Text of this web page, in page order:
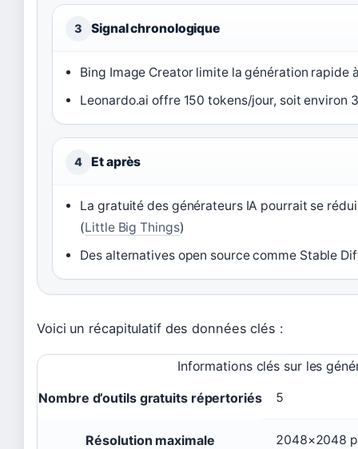
3 Signal chronologique
Bing Image Creator limite la génération rapide
Leonardo.ai offre 150 tokens/jour, soit environ
4 Et après
La gratuité des générateurs IA pourrait se
(Little Big Things)
Des alternatives open source comme Stable
Voici un récapitulatif des données clés :
Informations clés sur les
Nombre d’outils gratuits répertoriés
5
Résolution maximale 2048×2048